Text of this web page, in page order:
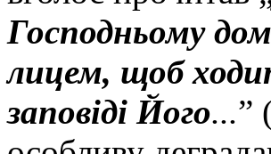
Господньому
лицем, щоб
заповіді Його...”